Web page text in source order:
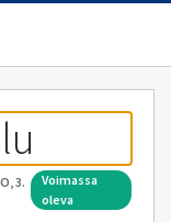
3.
voimassa
oleva